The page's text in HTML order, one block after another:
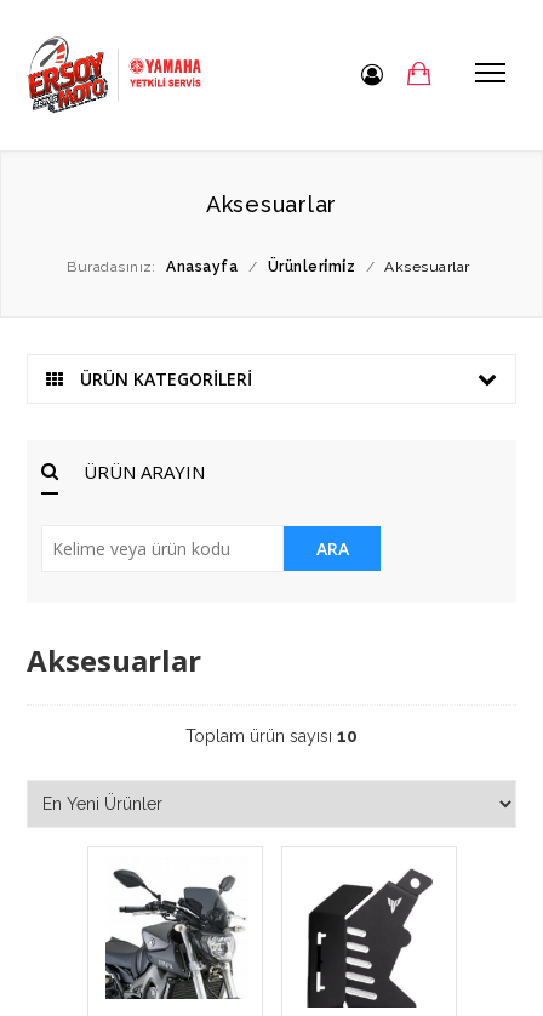
Aksesuarlar
Buradasınız: Anasayfa / Ürünleri̇mi̇z / Aksesuarlar
ÜRÜN KATEGORİLERİ
ÜRÜN ARAYIN
ARA
Aksesuarlar
Toplam ürün sayısı 10